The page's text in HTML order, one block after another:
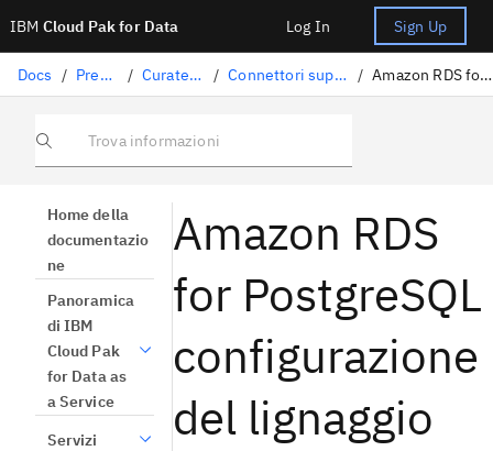
IBM Cloud Pak for Data Log In Sign Up
Docs / Preparazione dati / Curatela di dati strutturati / Connettori supportati per l'importazione della genealogia / Amazon RDS for PostgreSQL configurazione del lignaggio
Trova informazioni
Home della
documentazio
ne
Panoramica
di IBM
Cloud Pak
for Data as
a Service
Servizi
Amazon RDS
for PostgreSQL
configurazione
del lignaggio